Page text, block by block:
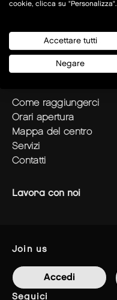
come raggiungerci
orari apertura
mappa del centro
servizi
contatti
Lavora con noi
join us
Accedi
seguici
cookie, clicca su "Personalizza".
Accettare tutti
Negare